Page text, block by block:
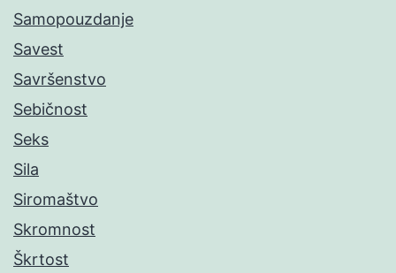
Samopouzdanje
Savest
Savršenstvo
Sebičnost
Seks
Sila
Siromaštvo
Skromnost
Škrtost